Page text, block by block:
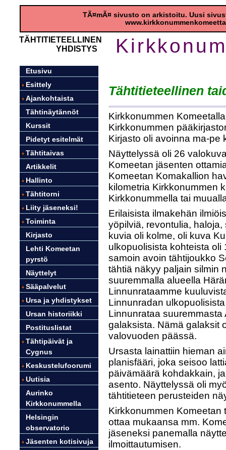
TÄHTITIETEELLINEN
YHDISTYS
Tähtitieteellinen
Kirkkonummen
Kirkkonummen
Kirjasto oli avoinna ma-pe
Näyttelyssä oli 26
Komeetan jäsenten
Komeetan Komakallion
kilometria Kirkkonummen
Kirkkonummella tai
Erilaisista ilmakehän
yöpilviä, revontulia,
kuvia oli kolme, oli kuva
ulkopuolisista kohteista
samoin avoin tähtijoukko
tähtiä näkyy paljain silmin
suuremmalla alueella
Linnunrataamme
Linnunradan
Linnunrataa
galaksista. Nämä galaksit
valovuoden päässä.
Ursasta lainattiin hieman
planisfääri, joka seisoo
päivämäärä kohdakkain,
asento. Näyttelyssä oli
tähtitieteen perusteiden
Kirkkonummen Komeetan
ottaa mukaansa mm.
jäseneksi panemalla
ilmoittautumisen.
Etusivu
Esittely
Ajankohtaista
Tähtinäytännöt
Kurssit
Pidetyt esitelmät
Tähtitaivas
Artikkelit
Hallinto
Tähtitorni
Liity jäseneksi!
Toiminta
Kirjasto
Lehti Komeetan
pyrstö
Näyttelyt
Sääpalvelut
Ursa ja yhdistykset
Ursan historiikki
Postituslistat
Tähtipäivät ja
Cygnus
Keskustelufoorumi
Uutisia
Aurinko
Kirkkonummella
Helsingin
observatorio
Jäsenten kotisivuja